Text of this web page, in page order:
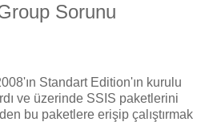
Sorunu
Standart Edition'ın kurulu
ve üzerinde SSIS paketlerini
bu paketlere erişip çalıştırmak